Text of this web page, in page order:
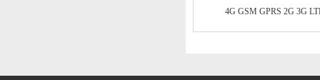
4G GSM GPRS 2G 3G